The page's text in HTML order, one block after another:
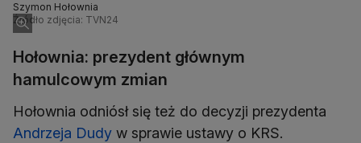
Szymon Hołownia
Źródło zdjęcia: TVN24
Hołownia: prezydent głównym
hamulcowym zmian
Hołownia odniósł się też do decyzji prezydenta
Andrzeja Dudy w sprawie ustawy o KRS.